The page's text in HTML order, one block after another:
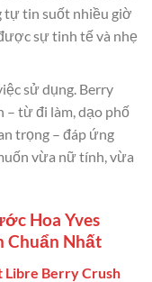
tin suốt nhiều giờ
sự tinh tế và nhẹ
sử dụng. Berry
– từ đi làm, dạo phố
trọng – đáp ứng
vừa nữ tính, vừa
Hoa Yves
Chuẩn Nhất
Libre Berry Crush